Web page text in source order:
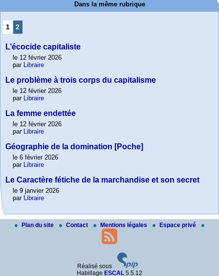
Dans la même rubrique
1 2
L’écocide capitaliste
le 12 février 2026
par Libraire
Le problème à trois corps du capitalisme
le 12 février 2026
par Libraire
La femme endettée
le 12 février 2026
par Libraire
Géographie de la domination [Poche]
le 6 février 2026
par Libraire
Le Caractère fétiche de la marchandise et son secret
le 9 janvier 2026
par Libraire
Plan du site Contact Mentions légales Espace privé
Réalisé sous
Habillage ESCAL 5.5.12